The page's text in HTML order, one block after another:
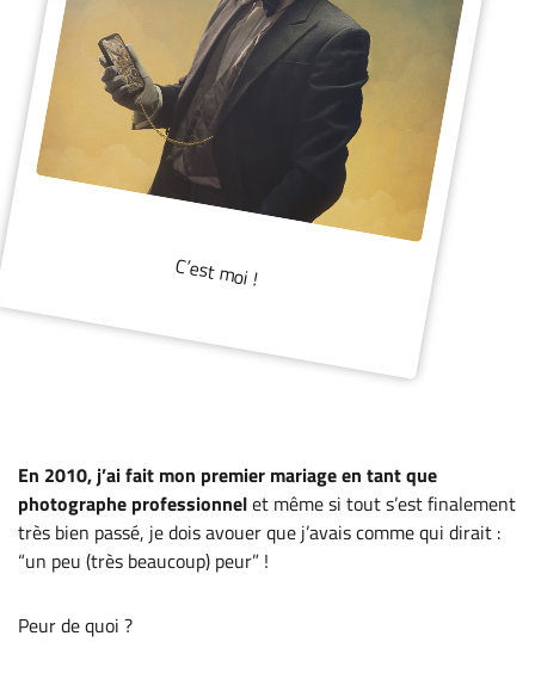
C’est moi !
En 2010, j’ai fait mon premier mariage en tant que
photographe professionnelet même si tout s’est finalement
très bien passé, je dois avouer que j’avais comme qui dirait :
“un peu (très beaucoup) peur” !
Peur de quoi ?